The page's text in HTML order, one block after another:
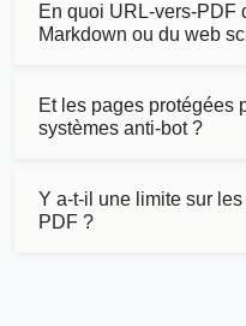
En quoi URL-vers-PDF
Markdown ou du web
Et les pages protégées
systèmes anti-bot ?
Y a-t-il une limite sur
PDF ?